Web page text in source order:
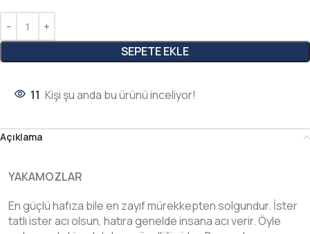
SEPETE EKLE
11 Kişi şu anda bu ürünü inceliyor!
Açıklama
YAKAMOZLAR
En güçlü hafıza bile en zayıf mürekkepten solgundur. İster
tatlı ister acı olsun, hatıra genelde insana acı verir. Öyle